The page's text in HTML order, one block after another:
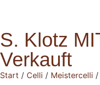
S. Klotz
Verkauft
Start / Celli / Meistercelli /